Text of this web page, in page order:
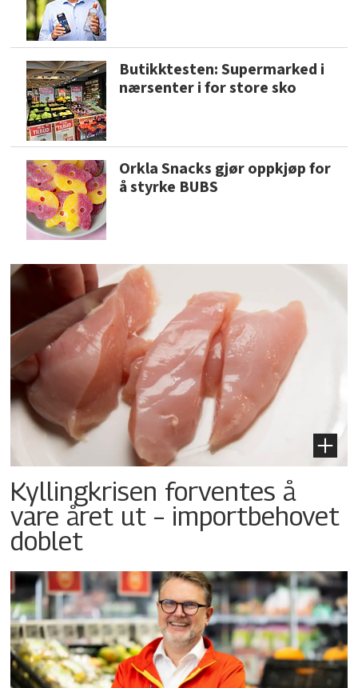
Butikktesten: Supermarked i
nærsenter i for store sko
Orkla Snacks gjør oppkjøp for
å styrke BUBS
Kyllingkrisen forventes å
vare året ut – importbehovet
doblet